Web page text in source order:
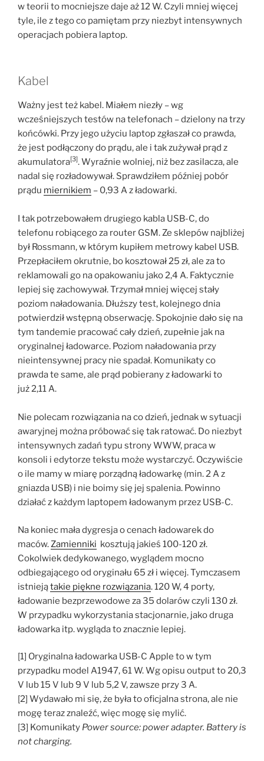
w teorii to mocniejsze daje aż 12 W. Czyli mniej więcej
tyle, ile z tego co pamiętam przy niezbyt intensywnych
operacjach pobiera laptop.
Kabel
Ważny jest też kabel. Miałem niezły – wg
wcześniejszych testów na telefonach – dzielony na trzy
końcówki. Przy jego użyciu laptop zgłaszał co prawda,
że jest podłączony do prądu, ale i tak zużywał prąd z
akumulatora[3]. Wyraźnie wolniej, niż bez zasilacza, ale
nadal się rozładowywał. Sprawdziłem później pobór
prądu miernikiem – 0,93 A z ładowarki.
I tak potrzebowałem drugiego kabla USB-C, do
telefonu robiącego za router GSM. Ze sklepów najbliżej
był Rossmann, w którym kupiłem metrowy kabel USB.
Przepłaciłem okrutnie, bo kosztował 25 zł, ale za to
reklamowali go na opakowaniu jako 2,4 A. Faktycznie
lepiej się zachowywał. Trzymał mniej więcej stały
poziom naładowania. Dłuższy test, kolejnego dnia
potwierdził wstępną obserwację. Spokojnie dało się na
tym tandemie pracować cały dzień, zupełnie jak na
oryginalnej ładowarce. Poziom naładowania przy
nieintensywnej pracy nie spadał. Komunikaty co
prawda te same, ale prąd pobierany z ładowarki to
już 2,11 A.
Nie polecam rozwiązania na co dzień, jednak w sytuacji
awaryjnej można próbować się tak ratować. Do niezbyt
intensywnych zadań typu strony WWW, praca w
konsoli i edytorze tekstu może wystarczyć. Oczywiście
o ile mamy w miarę porządną ładowarkę (min. 2 A z
gniazda USB) i nie boimy się jej spalenia. Powinno
działać z każdym laptopem ładowanym przez USB-C.
Na koniec mała dygresja o cenach ładowarek do
maców. Zamienniki kosztują jakieś 100-120 zł.
Cokolwiek dedykowanego, wyglądem mocno
odbiegającego od oryginału 65 zł i więcej. Tymczasem
istniejątakie piękne rozwiązania. 120 W, 4 porty,
ładowanie bezprzewodowe za 35 dolarów czyli 130 zł.
W przypadku wykorzystania stacjonarnie, jako druga
ładowarka itp. wygląda to znacznie lepiej.
[1] Oryginalna ładowarka USB-C Apple to w tym
przypadku model A1947, 61 W. Wg opisu output to 20,3
V lub 15 V lub 9 V lub 5,2 V, zawsze przy 3 A.
[2] Wydawało mi się, że była to oficjalna strona, ale nie
mogę teraz znaleźć, więc mogę się mylić.
[3] Komunikaty Power source: power adapter. Battery is
not charging.